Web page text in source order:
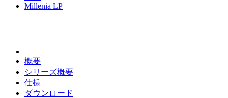
Millenia LP
概要
シリーズ概要
仕様
ダウンロード